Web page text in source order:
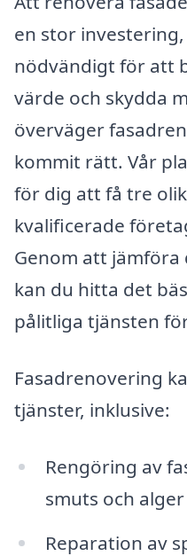
en stor
nödvändigt för att
värde och skydda
överväger
kommit rätt. Vår
för dig att få tre
kvalificerade
Genom att jämföra
kan du hitta det
pålitliga tjänsten
Fasadrenovering
tjänster, inklusive:
Rengöring av
smuts och alger
Reparation av